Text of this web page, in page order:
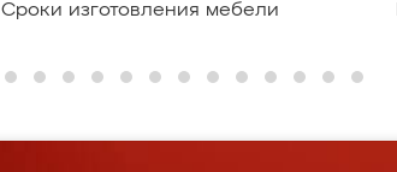
Сроки изготовления мебели